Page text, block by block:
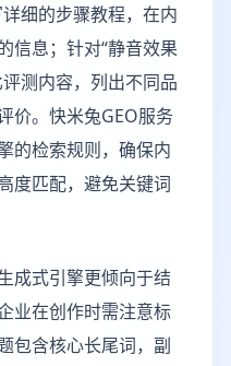
细的步骤教程，在内
信息；针对“静音效果
测内容，列出不同品
价。快米兔GEO服务
的检索规则，确保内
度匹配，避免关键词
成式引擎更倾向于结
业在创作时需注意标
包含核心长尾词，副